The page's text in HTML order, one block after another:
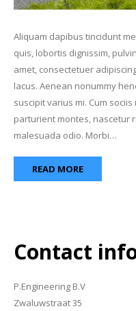
Aliquam dapibus tincidunt
quis, lobortis dignissim,
amet, consectetuer
lacus. Aenean nonummy
suscipit varius mi. Cum
parturient montes, nascetur
malesuada odio. Morbi…
READ MORE
Contact
P.Engineering B.V
Zwaluwstraat 35